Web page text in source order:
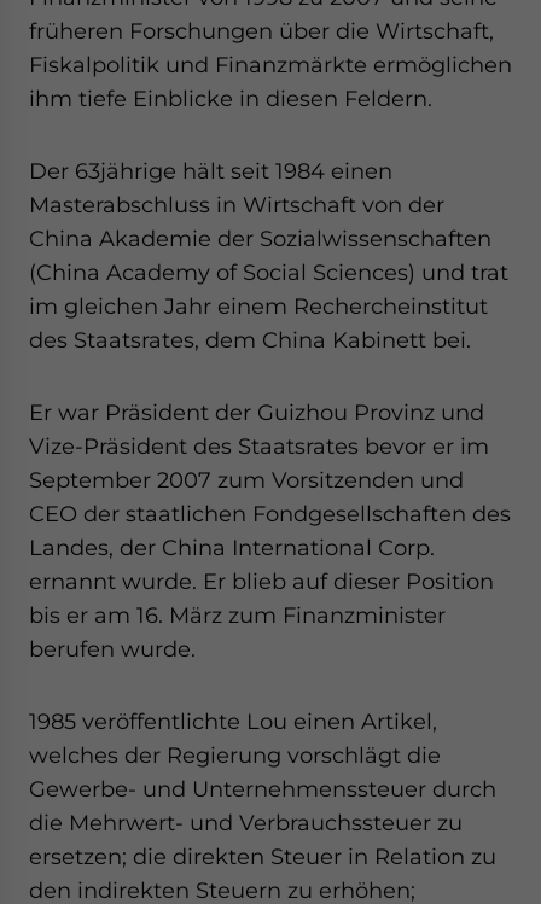
früheren Forschungen über die Wirtschaft,
Fiskalpolitik und Finanzmärkte ermöglichen
ihm tiefe Einblicke in diesen Feldern.
Der 63jährige hält seit 1984 einen
Masterabschluss in Wirtschaft von der
China Akademie der Sozialwissenschaften
(China Academy of Social Sciences) und trat
im gleichen Jahr einem Rechercheinstitut
des Staatsrates, dem China Kabinett bei.
Er war Präsident der Guizhou Provinz und
Vize-Präsident des Staatsrates bevor er im
September 2007 zum Vorsitzenden und
CEO der staatlichen Fondgesellschaften des
Landes, der China International Corp.
ernannt wurde. Er blieb auf dieser Position
bis er am 16. März zum Finanzminister
berufen wurde.
1985 veröffentlichte Lou einen Artikel,
welches der Regierung vorschlägt die
Gewerbe- und Unternehmenssteuer durch
die Mehrwert- und Verbrauchssteuer zu
ersetzen; die direkten Steuer in Relation zu
den indirekten Steuern zu erhöhen;
for Asia!
- case sensitive